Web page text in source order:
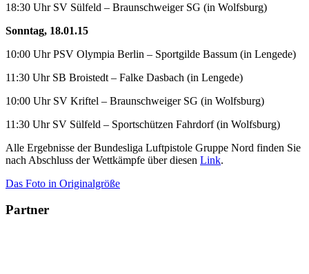
18:30 Uhr SV Sülfeld – Braunschweiger SG (in Wolfsburg)
Sonntag, 18.01.15
10:00 Uhr PSV Olympia Berlin – Sportgilde Bassum (in Lengede)
11:30 Uhr SB Broistedt – Falke Dasbach (in Lengede)
10:00 Uhr SV Kriftel – Braunschweiger SG (in Wolfsburg)
11:30 Uhr SV Sülfeld – Sportschützen Fahrdorf (in Wolfsburg)
Alle Ergebnisse der Bundesliga Luftpistole Gruppe Nord finden Sie
nach Abschluss der Wettkämpfe über diesen Link.
Das Foto in Originalgröße
Partner